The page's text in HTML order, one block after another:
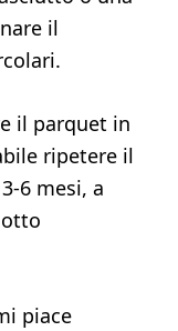
il
il parquet in
ripetere il
6 mesi, a
piace